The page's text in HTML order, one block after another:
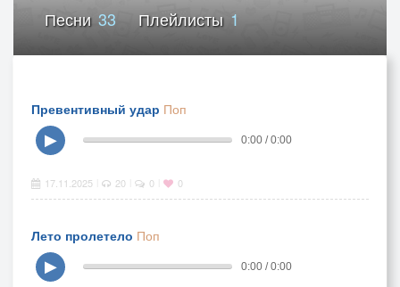
Песни 33 Плейлисты 1
Превентивный удар Поп
▶
0:00 / 0:00
17.11.2025 20 0 0
Лето пролетело Поп
▶
0:00 / 0:00